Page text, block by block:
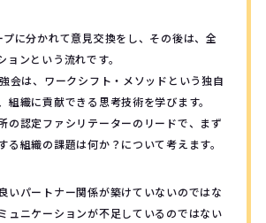
プに分かれて意見交換をし、その後は、全
ョンという流れです。
会は、ワークシフト・メソッドという独自
組織に貢献できる思考技術を学びます。
の認定ファシリテーターのリードで、まず
る組織の課題は何か？について考えます。
いパートナー関係が築けていないのではな
ュニケーションが不足しているのではない